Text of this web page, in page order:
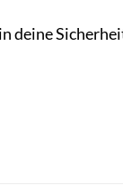
deine